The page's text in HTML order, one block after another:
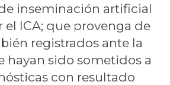
inseminación artificial
el ICA; que provenga de
registrados ante la
hayan sido sometidos a
con resultado